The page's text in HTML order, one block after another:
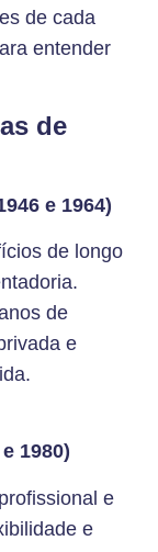
de cada
entender
de
e 1964)
de longo
de
e
1980)
e
e